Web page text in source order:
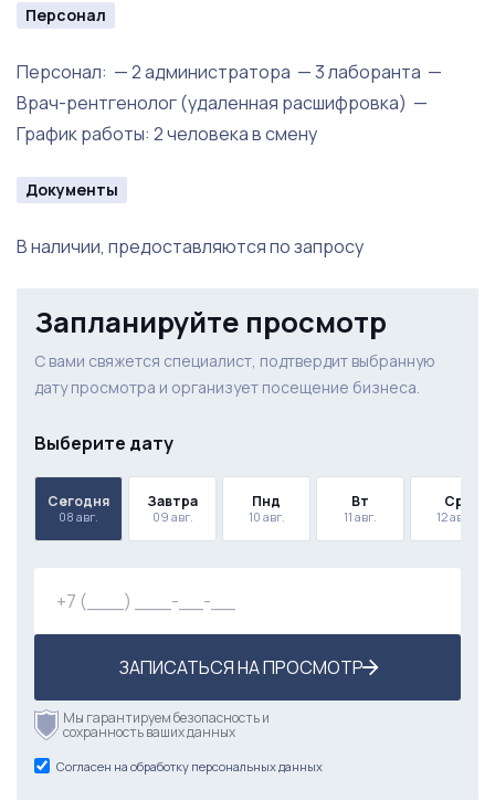
Персонал
Персонал: — 2 администратора — 3 лаборанта —
Врач-рентгенолог (удаленная расшифровка) —
График работы: 2 человека в смену
Документы
В наличии, предоставляются по запросу
Запланируйте просмотр
С вами свяжется специалист, подтвердит выбранную
дату просмотра и организует посещение бизнеса.
Выберите дату
Сегодня
08 авг.
Завтра
09 авг.
Пнд
10 авг.
Вт
11 авг.
Ср
12 авг.
ЗАПИСАТЬСЯ НА ПРОСМОТР
Мы гарантируем безопасность и
сохранность ваших данных
Согласен на обработку персональных данных